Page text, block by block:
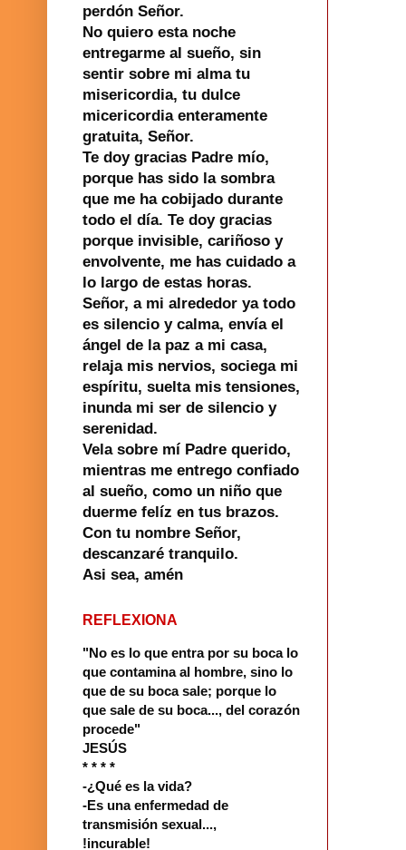
perdón Señor.
No quiero esta noche
entregarme al sueño, sin
sentir sobre mi alma tu
misericordia, tu dulce
micericordia enteramente
gratuita, Señor.
Te doy gracias Padre mío,
porque has sido la sombra
que me ha cobijado durante
todo el día. Te doy gracias
porque invisible, cariñoso y
envolvente, me has cuidado a
lo largo de estas horas.
Señor, a mi alrededor ya todo
es silencio y calma, envía el
ángel de la paz a mi casa,
relaja mis nervios, sociega mi
espíritu, suelta mis tensiones,
inunda mi ser de silencio y
serenidad.
Vela sobre mí Padre querido,
mientras me entrego confiado
al sueño, como un niño que
duerme felíz en tus brazos.
Con tu nombre Señor,
descanzaré tranquilo.
Asi sea, amén
REFLEXIONA
"No es lo que entra por su boca lo
que contamina al hombre, sino lo
que de su boca sale; porque lo
que sale de su boca..., del corazón
procede"
JESÚS
* * * *
-¿Qué es la vida?
-Es una enfermedad de
transmisión sexual...,
!incurable!